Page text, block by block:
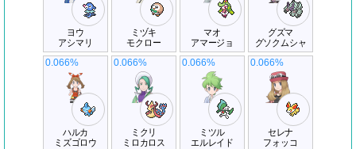
ヨウ
アシマリ
ミヅキ
モクロー
マオ
アマージョ
グズマ
グソクムシャ
ハルカ
ミズゴロウ
0.066%
ミクリ
ミロカロス
0.066%
ミツル
エルレイド
0.066%
セレナ
フォッコ
0.066%